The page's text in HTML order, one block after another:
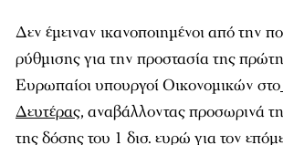
Δεν έμειναν ικανοποιημένοι από την
ρύθμισης για την προστασία της
Ευρωπαίοι υπουργοί Οικονομικών στο
Δευτέρας, αναβάλλοντας προσωρινά
της δόσης του 1 δισ. ευρώ για τον